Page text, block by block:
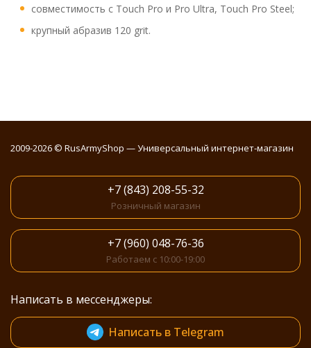
совместимость с Touch Pro и Pro Ultra, Touch Pro Steel;
крупный абразив 120 grit.
2009-2026 © RusArmyShop — Универсальный интернет-магазин
+7 (843) 208-55-32
Розничный магазин
+7 (960) 048-76-36
Работаем с 10:00-19:00
Написать в мессенджеры:
Написать в Telegram